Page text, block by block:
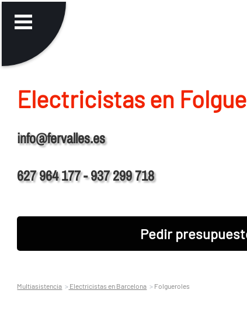
Electricistas en
info@fervalles.es
627 964 177 - 937 299 718
Pedir
Multiasistencia Electricistas en Barcelona Folgueroles